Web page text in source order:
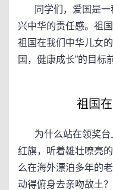
同学们，爱国是一
兴中华的责任感。祖
祖国在我们中华儿女
国，健康成长”的目标
祖国
为什么站在领奖台
红旗，听着雄壮嘹亮
么在海外漂泊多年的
动得俯身去亲吻故土